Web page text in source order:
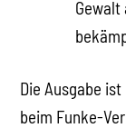
Die Ausgabe
beim Funke-